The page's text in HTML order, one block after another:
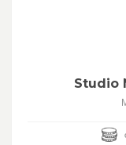
Studio